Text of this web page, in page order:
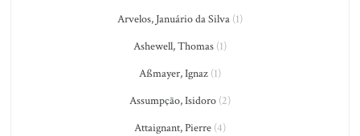
Arvelos, Januário da Silva (1)
Ashewell, Thomas (1)
Aßmayer, Ignaz (1)
Assumpção, Isidoro (2)
Attaignant, Pierre (4)